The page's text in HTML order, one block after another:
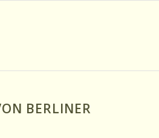
BERLINER